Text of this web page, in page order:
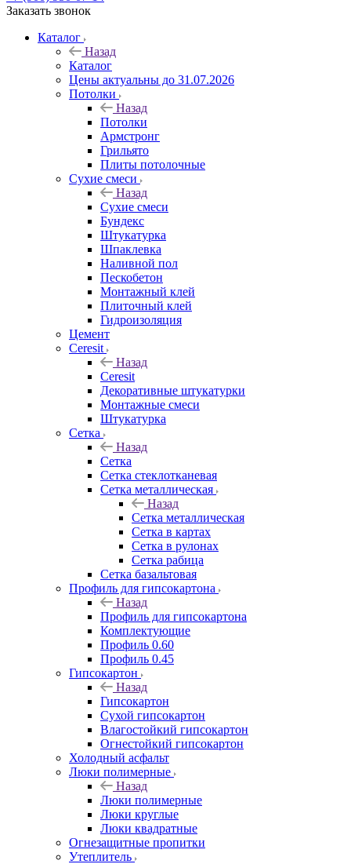
Заказать звонок
Каталог
Назад
Каталог
Цены актуальны до 31.07.2026
Потолки
Назад
Потолки
Армстронг
Грильято
Плиты потолочные
Сухие смеси
Назад
Сухие смеси
Бундекс
Штукатурка
Шпаклевка
Наливной пол
Пескобетон
Монтажный клей
Плиточный клей
Гидроизоляция
Цемент
Ceresit
Назад
Ceresit
Декоративные штукатурки
Монтажные смеси
Штукатурка
Сетка
Назад
Сетка
Сетка стеклотканевая
Сетка металлическая
Назад
Сетка металлическая
Сетка в картах
Сетка в рулонах
Сетка рабица
Сетка базальтовая
Профиль для гипсокартона
Назад
Профиль для гипсокартона
Комплектующие
Профиль 0.60
Профиль 0.45
Гипсокартон
Назад
Гипсокартон
Сухой гипсокартон
Влагостойкий гипсокартон
Огнестойкий гипсокартон
Холодный асфальт
Люки полимерные
Назад
Люки полимерные
Люки круглые
Люки квадратные
Огнезащитные пропитки
Утеплитель